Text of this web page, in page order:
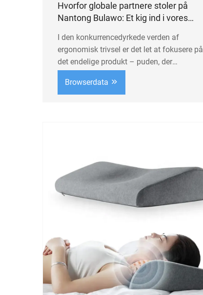
Hvorfor globale partnere stoler på
Nantong Bulawo: Et kig ind i vores
I den konkurrencedyrkede verden af
ergonomisk trivsel er det let at fokusere på
det endelige produkt – puden, der
rygsmerter, støtten, der transformerer
Browserdata